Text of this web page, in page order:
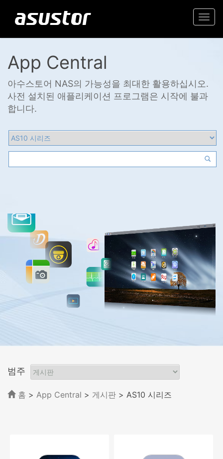
App Central
아수스토어 NAS의 가능성을 최대한 활용하십시오.
사전 설치된 애플리케이션 프로그램은 시작에 불과
합니다.
범주
홈 > App Central > 게시판 > AS10 시리즈